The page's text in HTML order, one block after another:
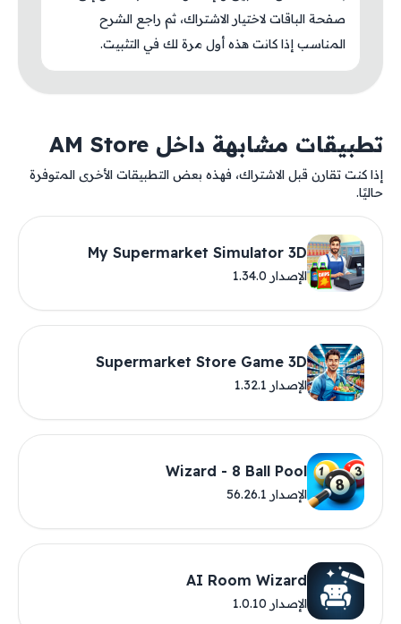
صفحة الباقات لاختيار الاشتراك، ثم راجع الشرح
المناسب إذا كانت هذه أول مرة لك في التثبيت.
تطبيقات مشابهة داخل AM Store
إذا كنت تقارن قبل الاشتراك، فهذه بعض التطبيقات الأخرى المتوفرة
حاليًا.
My Supermarket Simulator 3D
الإصدار 1.34.0
Supermarket Store Game 3D
الإصدار 1.32.1
Wizard - 8 Ball Pool
الإصدار 56.26.1
AI Room Wizard
الإصدار 1.0.10